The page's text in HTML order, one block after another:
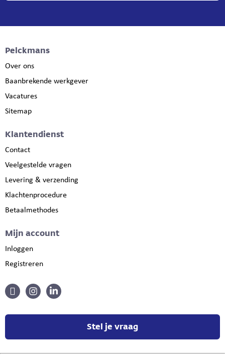
Pelckmans
Over ons
Baanbrekende werkgever
Vacatures
Sitemap
Klantendienst
Contact
Veelgestelde vragen
Levering & verzending
Klachtenprocedure
Betaalmethodes
Mijn account
Inloggen
Registreren
Stel je vraag